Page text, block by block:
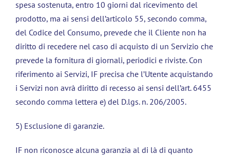
spesa sostenuta, entro 10 giorni dal ricevimento del
prodotto, ma ai sensi dell’articolo 55, secondo comma,
del Codice del Consumo, prevede che il Cliente non ha
diritto di recedere nel caso di acquisto di un Servizio che
prevede la fornitura di giornali, periodici e riviste. Con
riferimento ai Servizi, IF precisa che l’Utente acquistando
i Servizi non avrà diritto di recesso ai sensi dell’art. 6455
secondo comma lettera e) del D.lgs. n. 206/2005.
5) Esclusione di garanzie.
IF non riconosce alcuna garanzia al di là di quanto